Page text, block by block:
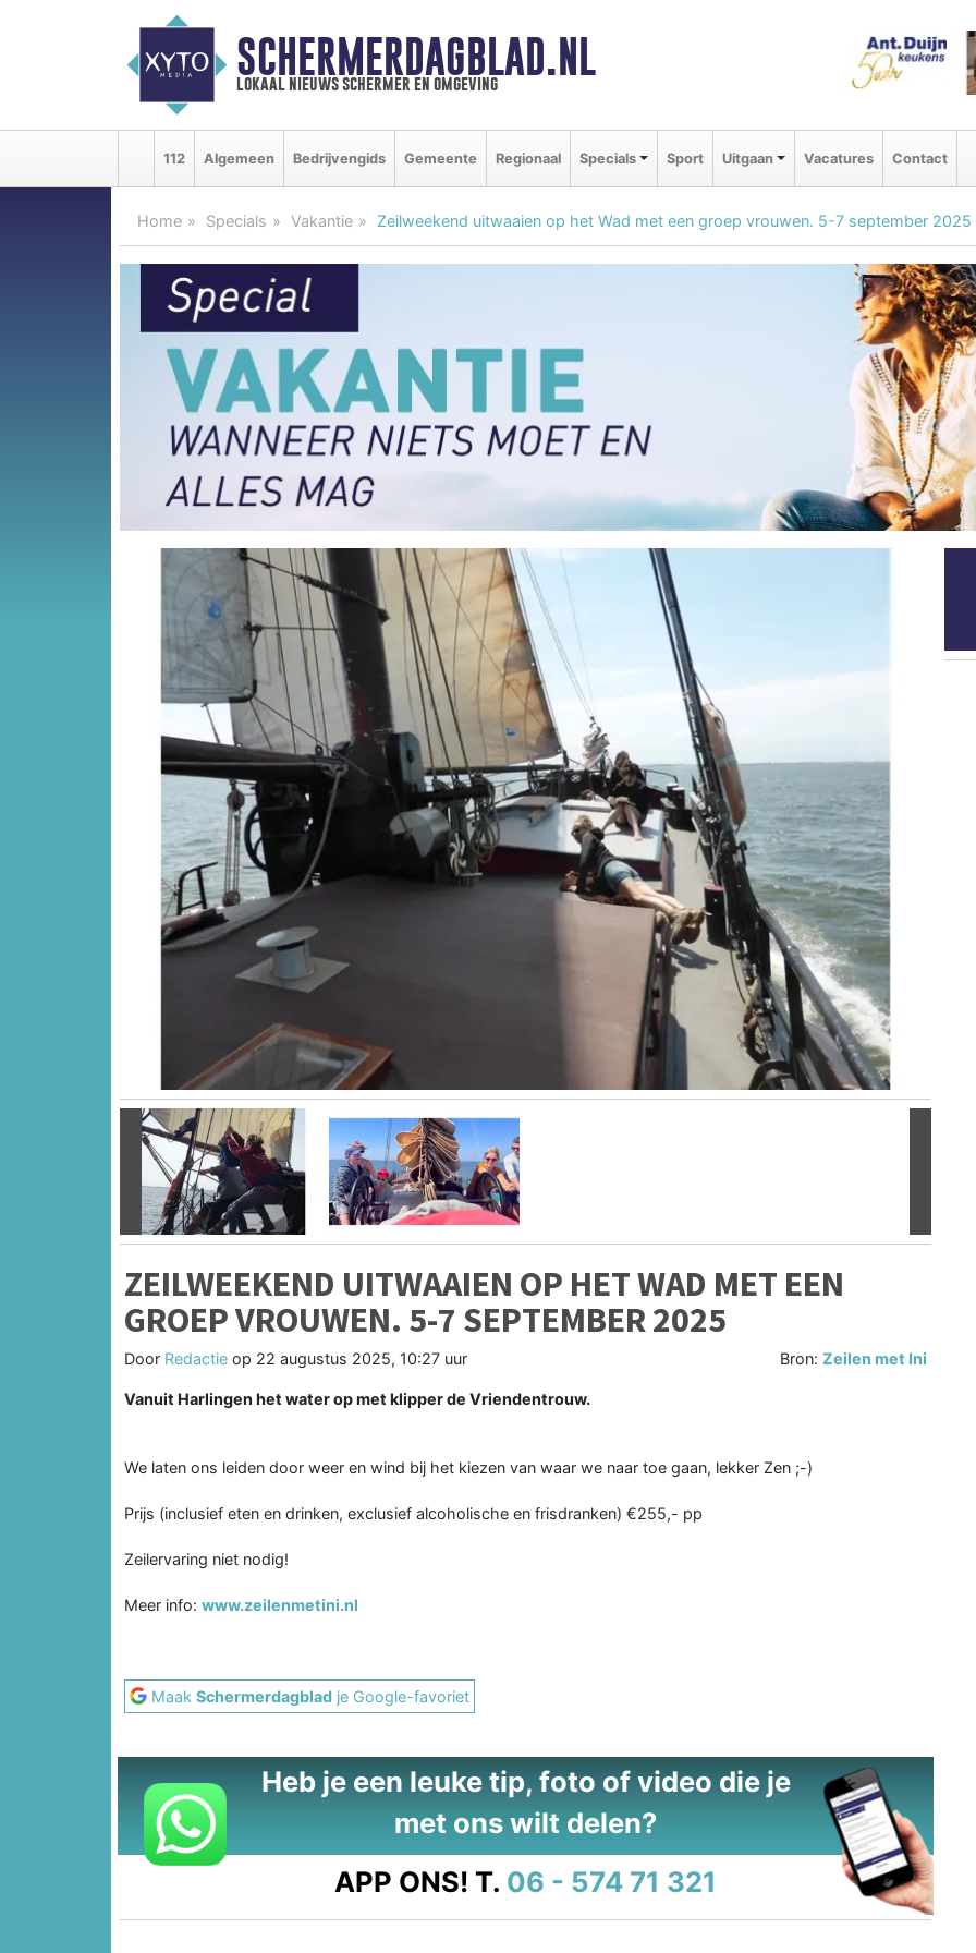
SCHERMERDAGBLAD.NL
lokaal nieuws schermer en omgeving
112 Algemeen Bedrijvengids Gemeente Regionaal Specials Sport Uitgaan Vacatures Contact
Home Specials Vakantie Zeilweekend uitwaaien op het Wad met een groep vrouwen. 5-7 september 2025
Vorige
ZEILWEEKEND UITWAAIEN OP HET WAD MET EEN
GROEP VROUWEN. 5-7 SEPTEMBER 2025
Door Redactie op 22 augustus 2025, 10:27 uur Bron:Zeilen met Ini
Vanuit Harlingen het water op met klipper de Vriendentrouw.
We laten ons leiden door weer en wind bij het kiezen van waar we naar toe gaan, lekker Zen ;-)
Prijs (inclusief eten en drinken, exclusief alcoholische en frisdranken) €255,- pp
Zeilervaring niet nodig!
Meer info: www.zeilenmetini.nl
Maak Schermerdagblad je Google-favoriet
Heb je een leuke tip, foto of video die je
met ons wilt delen?
APP ONS! T. 06 - 574 71 321